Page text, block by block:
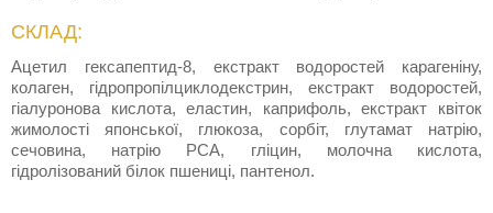
СКЛАД:
Ацетил гексапептид-8, екстракт водоростей карагеніну,
колаген, гідропропілциклодекстрин, екстракт водоростей,
гіалуронова кислота, еластин, каприфоль, екстракт квіток
жимолості японської, глюкоза, сорбіт, глутамат натрію,
сечовина, натрію PСА, гліцин, молочна кислота,
гідролізований білок пшениці, пантенол.